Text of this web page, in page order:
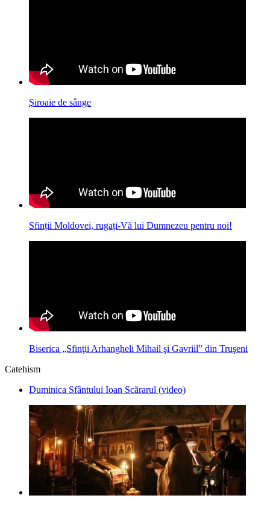
Şiroaie de sânge
Sfinții Moldovei, rugați-Vă lui Dumnezeu pentru noi!
Biserica „Sfinţii Arhangheli Mihail şi Gavriil” din Truşeni
Catehism
Duminica Sfântului Ioan Scărarul (video)